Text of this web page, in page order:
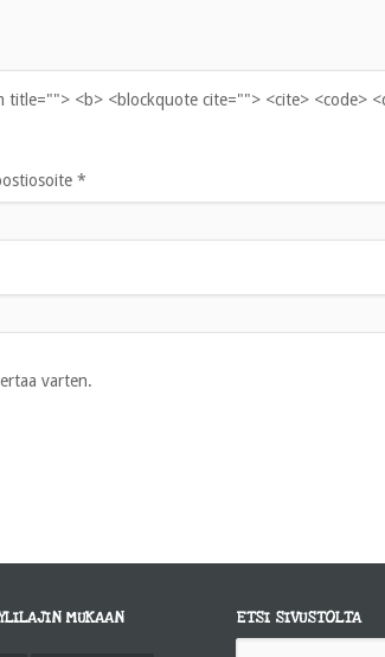
<b> <blockquote cite=""> <cite> <code>
*
varten.
MUKAAN ETSI SIVUSTOLTA